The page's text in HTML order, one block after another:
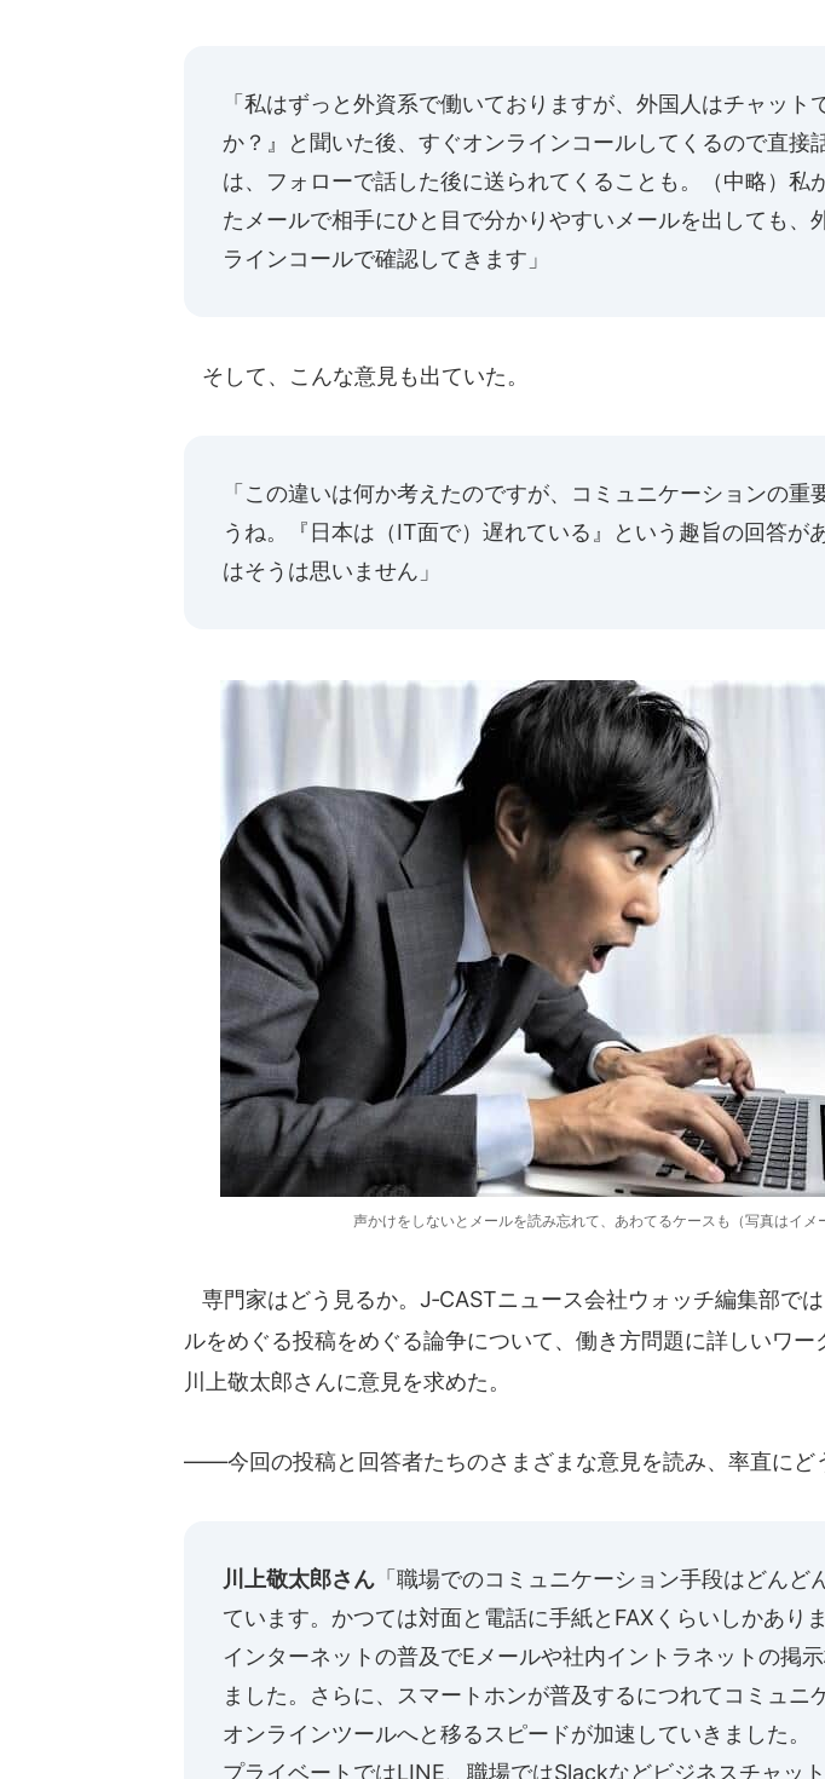
「私はずっと外資系で働いておりますが、外国人はチャット
か？』と聞いた後、すぐオンラインコールしてくるので直接
は、フォローで話した後に送られてくることも。（中略）私
たメールで相手にひと目で分かりやすいメールを出しても、
ラインコールで確認してきます」
そして、こんな意見も出ていた。
「この違いは何か考えたのですが、コミュニケーションの重
うね。『日本は（IT面で）遅れている』という趣旨の回答が
はそうは思いません」
声かけをしないとメールを読み忘れて、あわてるケースも（写真はイメ
専門家はどう見るか。J‐CASTニュース会社ウォッチ編集部で
ルをめぐる投稿をめぐる論争について、働き方問題に詳しいワー
川上敬太郎さんに意見を求めた。
――今回の投稿と回答者たちのさまざまな意見を読み、率直にど
川上敬太郎さん 「職場でのコミュニケーション手段はどんど
ています。かつては対面と電話に手紙とFAXくらいしかあり
インターネットの普及でEメールや社内イントラネットの掲
ました。さらに、スマートホンが普及するにつれてコミュニ
オンラインツールへと移るスピードが加速していきました。
プライベートではLINE、職場ではSlackなどビジネスチャッ